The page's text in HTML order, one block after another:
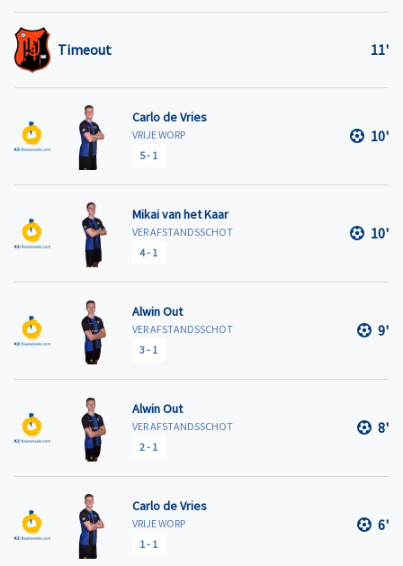
Timeout 11'
Carlo de Vries
VRIJE WORP
5- 1
10'
Mikai van het Kaar
VER AFSTANDSSCHOT
4- 1
10'
Alwin Out
VER AFSTANDSSCHOT
3- 1
9'
Alwin Out
VER AFSTANDSSCHOT
2- 1
8'
Carlo de Vries
VRIJE WORP
1- 1
6'